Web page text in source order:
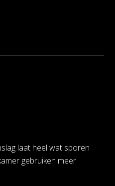
laat heel wat sporen
gebruiken meer